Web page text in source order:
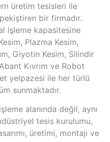
üretim tesisleri ile
bir firmadır.
işleme kapasitesine
Plazma Kesim,
Giyotin Kesim, Silindir
Kıvrım ve Robot
yelpazesi ile her türlü
sunmaktadır.
alanında değil, aynı
tesis kurulumu,
üretimi, montajı ve